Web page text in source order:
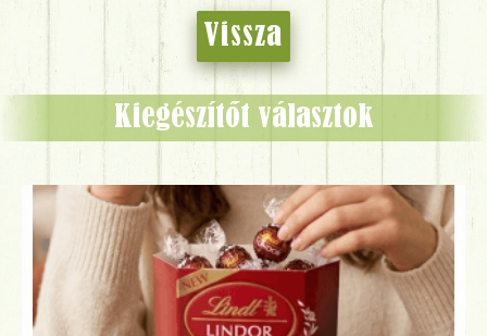
Vissza
Kiegészítőt választok